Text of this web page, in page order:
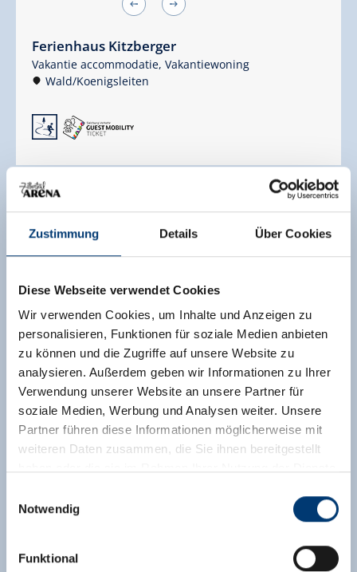
Zustimmung Details Über Cookies
Diese Webseite verwendet Cookies
Wir verwenden Cookies, um Inhalte und Anzeigen zu
personalisieren, Funktionen für soziale Medien anbieten
zu können und die Zugriffe auf unsere Website zu
analysieren. Außerdem geben wir Informationen zu Ihrer
Verwendung unserer Website an unsere Partner für
soziale Medien, Werbung und Analysen weiter. Unsere
Partner führen diese Informationen möglicherweise mit
weiteren Daten zusammen, die Sie ihnen bereitgestellt
Rohr 23// A-6280 Zell am Ziller
Notwendig
Funktional
Ferienhaus Kitzberger
Vakantie accommodatie, Vakantiewoning
Wald/Koenigsleiten
🞷
Landhaus 4 Jahreszeiten
Vakantie accommodatie,Vakantiewoning
Krimml
🜉🔮